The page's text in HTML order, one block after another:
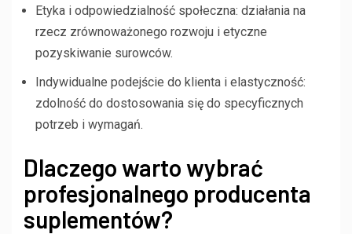
Etyka i odpowiedzialność społeczna: działania na
rzecz zrównoważonego rozwoju i etyczne
pozyskiwanie surowców.
Indywidualne podejście do klienta i elastyczność:
zdolność do dostosowania się do specyficznych
potrzeb i wymagań.
Dlaczego warto wybrać
profesjonalnego producenta
suplementów?